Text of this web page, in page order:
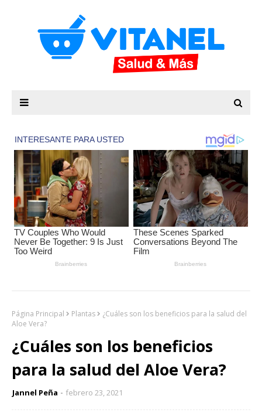
Página Principal Plantas
¿Cuáles son los beneficios para la salud del
Aloe Vera?
¿Cuáles son los beneficios
para la salud del Aloe Vera?
Jannel Peña febrero 23, 2021